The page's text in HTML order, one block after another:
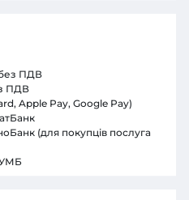
без ПДВ
ПДВ
Apple Pay, Google Pay)
(для покупців послуга